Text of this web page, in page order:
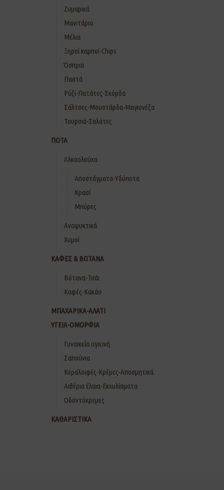
Ζυμαρικά
Μανιτάρια
Μέλια
Ξηροί καρποί-Chips
Όσπρια
Παστά
Ρύζι-Πατάτες-Σκόρδα
Σάλτσες-Μουστάρδα-Μαγιονέζα
Τουρσιά-Σαλάτες
ΠΟΤΑ
Αλκοολούχα
Αποστάγματα-Υδύποτα
Κρασί
Μπύρες
Αναψυκτικά
Χυμοί
ΚΑΦΕΣ & ΒΟΤΑΝΑ
Βότανα-Τσάι
Καφές-Κακάο
ΜΠΑΧΑΡΙΚΑ-ΑΛΑΤΙ
ΥΓΕΙΑ-ΟΜΟΡΦΙΑ
Γυναικεία υγιεινή
Σαπούνια
Κεραλοιφές-Κρέμες-Αποσμητικά
Αιθέρια έλαια-Εκχυλίσματα
Οδοντόκρεμες
ΚΑΘΑΡΙΣΤΙΚΑ